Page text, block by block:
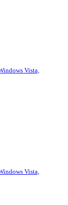
Vista,
Vista,